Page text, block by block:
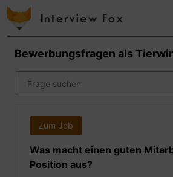
Bewerbungsfragen als
Zum Job
Was macht einen guten
Position aus?